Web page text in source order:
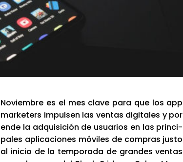
Noviem­bre es el mes cla­ve para que los app
mar­ke­ters impul­sen las ven­tas digi­ta­les y por
ende la adqui­si­ción de usua­rios en las prin­ci­
pa­les apli­ca­cio­nes móvi­les de com­pras jus­to
al ini­cio de la tem­po­ra­da de gran­des ven­tas